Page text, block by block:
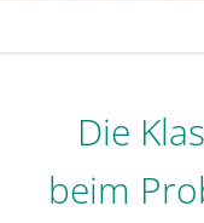
Die
beim